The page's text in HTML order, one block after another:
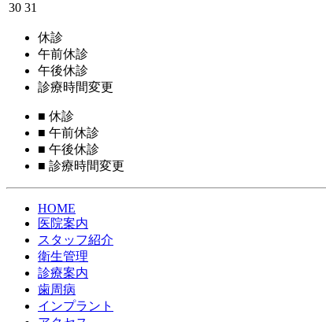
30 31
休診
午前休診
午後休診
診療時間変更
■ 休診
■ 午前休診
■ 午後休診
■ 診療時間変更
HOME
医院案内
スタッフ紹介
衛生管理
診療案内
歯周病
インプラント